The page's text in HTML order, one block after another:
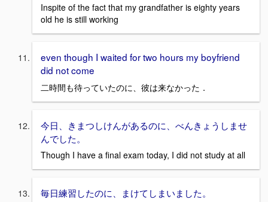
Inspite of the fact that my grandfather is eighty years
old he is still working
even though I waited for two hours my boyfriend
did not come
二時間も待っていたのに、彼は来なかった．
今日、きまつしけんがあるのに、べんきょうしませ
んでした。
Though I have a final exam today, I did not study at all
毎日練習したのに、まけてしまいました。